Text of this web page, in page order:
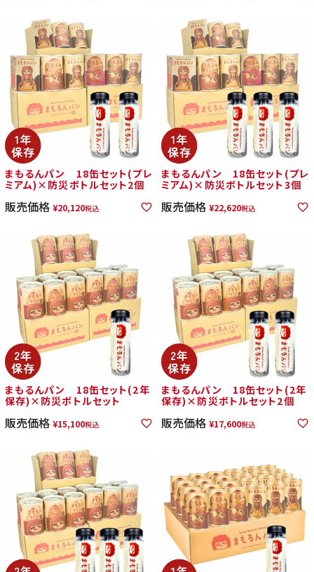
まもるんパン 18缶セット(プレ
ミアム)×防災ボトルセット2個
販売価格 ¥20,120税込
まもるんパン 18缶セット(プレ
ミアム)×防災ボトルセット3個
販売価格 ¥22,620税込
まもるんパン 18缶セット(2年
保存)×防災ボトルセット
販売価格 ¥15,100税込
まもるんパン 18缶セット(2年
保存)×防災ボトルセット2個
販売価格 ¥17,600税込